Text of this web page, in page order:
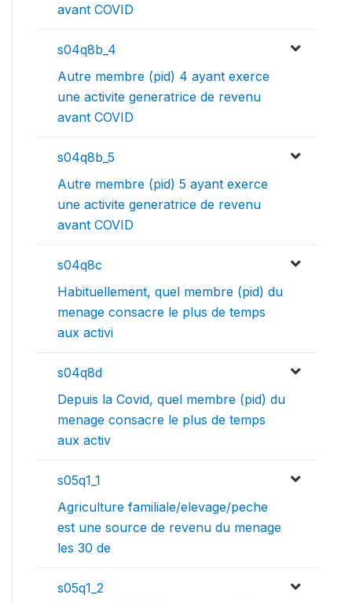
avant COVID
s04q8b_4
Autre membre (pid) 4 ayant exerce
une activite generatrice de revenu
avant COVID
s04q8b_5
Autre membre (pid) 5 ayant exerce
une activite generatrice de revenu
avant COVID
s04q8c
Habituellement, quel membre (pid) du
menage consacre le plus de temps
aux activi
s04q8d
Depuis la Covid, quel membre (pid) du
menage consacre le plus de temps
aux activ
s05q1_1
Agriculture familiale/elevage/peche
est une source de revenu du menage
les 30 de
s05q1_2